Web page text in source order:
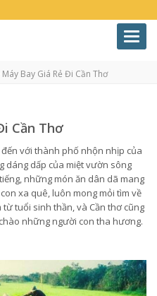
Máy Bay Giá Rẻ Đi Cần Thơ
Cần Thơ
đến với thành phố nhộn nhịp của
dáng dấp của miệt vườn sông
những món ăn dân dã mang
xa quê, luôn mong mỏi tìm về
tuổi sinh thần, và Cần thơ cũng
những người con tha hương.